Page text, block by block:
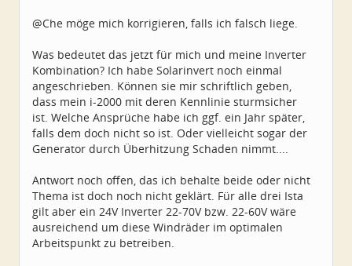
@Che möge mich korrigieren, falls ich falsch liege.
Was bedeutet das jetzt für mich und meine Inverter
Kombination? Ich habe Solarinvert noch einmal
angeschrieben. Können sie mir schriftlich geben,
dass mein i-2000 mit deren Kennlinie sturmsicher
ist. Welche Ansprüche habe ich ggf. ein Jahr später,
falls dem doch nicht so ist. Oder vielleicht sogar der
Generator durch Überhitzung Schaden nimmt....
Antwort noch offen, das ich behalte beide oder nicht
Thema ist doch noch nicht geklärt. Für alle drei Ista
gilt aber ein 24V Inverter 22-70V bzw. 22-60V wäre
ausreichend um diese Windräder im optimalen
Arbeitspunkt zu betreiben.